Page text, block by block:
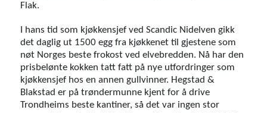
Flak.
I hans tid som kjøkkensjef ved Scandic Nidelven gikk
det daglig ut 1500 egg fra kjøkkenet til gjestene som
nøt Norges beste frokost ved elvebredden. Nå har den
prisbelønte kokken tatt fatt på nye utfordringer som
kjøkkensjef hos en annen gullvinner. Hegstad &
Blakstad er på trøndermunne kjent for å drive
Trondheims beste kantiner, så det var ingen stor